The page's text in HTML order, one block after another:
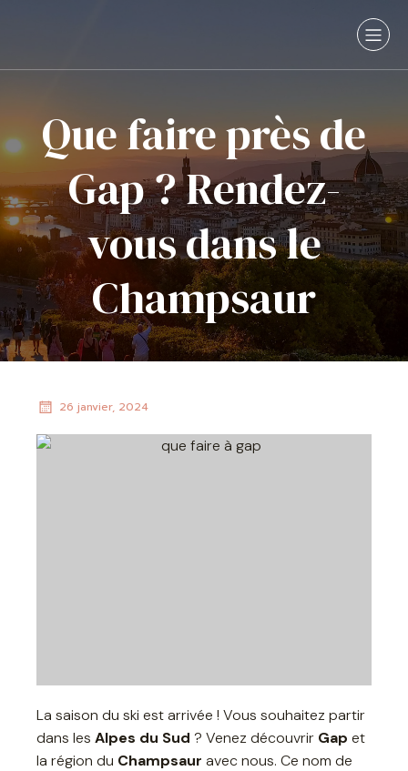
Que faire près de
Gap ? Rendez-
vous dans le
Champsaur
26 janvier, 2024
La saison du ski est arrivée ! Vous souhaitez partir
dans les Alpes du Sud ? Venez découvrir Gap et
la région du Champsaur avec nous. Ce nom de